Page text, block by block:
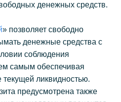
денежных средств.
» позволяет свободно
денежные средства с
соблюдения
самым обеспечивая
ликвидностью.
предусмотрена также